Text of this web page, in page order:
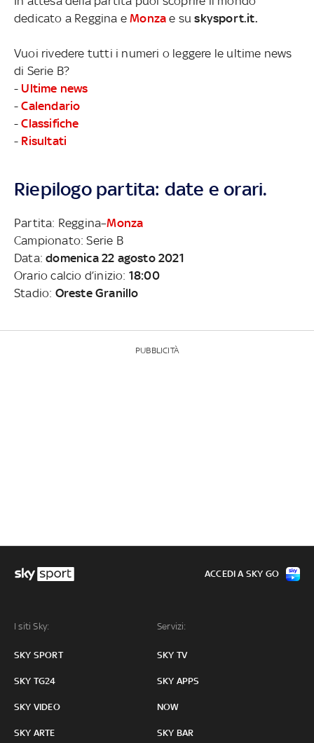
dedicato a Reggina eMonza e suskysport.it.
Vuoi rivedere tutti i numeri o leggere le ultime news
di Serie B?
- Ultime news
-Calendario
-Classifiche
- Risultati
Riepilogo partita: date e orari.
Partita: Reggina–Monza
Campionato: Serie B
Data:domenica 22 agosto 2021
Orario calcio d’inizio: 18:00
Stadio: Oreste Granillo
PUBBLICITÀ
I siti Sky:
SKY SPORT
SKY TG24
SKY VIDEO
SKY ARTE
Servizi:
SKY TV
SKY APPS
NOW
SKY BAR
ACCEDI A SKY GO